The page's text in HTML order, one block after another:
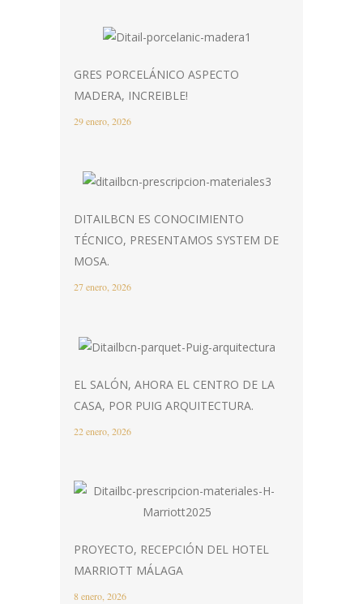
GRES PORCELÁNICO ASPECTO
MADERA, INCREIBLE!
29 enero, 2026
DITAILBCN ES CONOCIMIENTO
TÉCNICO, PRESENTAMOS SYSTEM DE
MOSA.
27 enero, 2026
EL SALÓN, AHORA EL CENTRO DE LA
CASA, POR PUIG ARQUITECTURA.
22 enero, 2026
PROYECTO, RECEPCIÓN DEL HOTEL
MARRIOTT MÁLAGA
8 enero, 2026